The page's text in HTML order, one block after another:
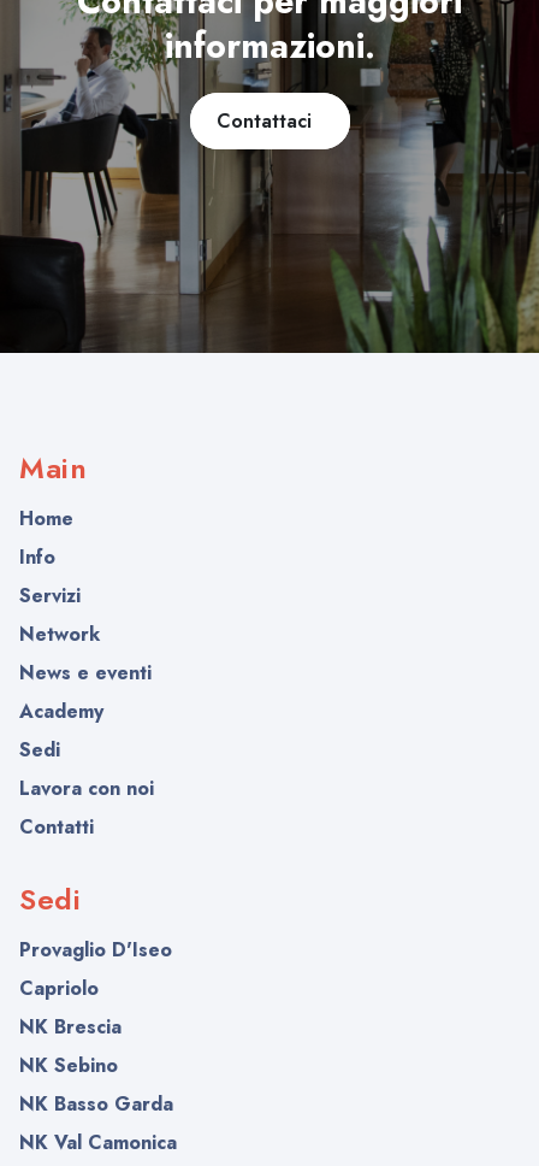
informazioni.
Contattaci
Main
Home
Info
Servizi
Network
News e eventi
Academy
Sedi
Lavora con noi
Contatti
Sedi
Provaglio D'Iseo
Capriolo
NK Brescia
NK Sebino
NK Basso Garda
NK Val Camonica